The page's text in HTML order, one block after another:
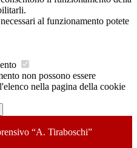
al funzionamento potete
non possono essere
nella pagina della cookie
“A. Tiraboschi”